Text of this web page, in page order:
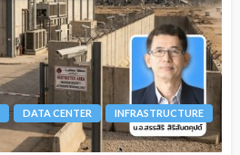
DATA CENTER
INFRASTRUCTURE